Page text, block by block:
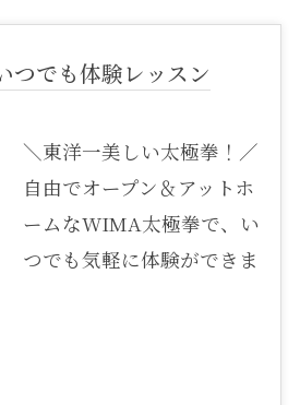
でも体験レッスン
＼東洋一美しい太極拳！／
自由でオープン＆アットホ
ームなWIMA太極拳で、い
つでも気軽に体験ができま